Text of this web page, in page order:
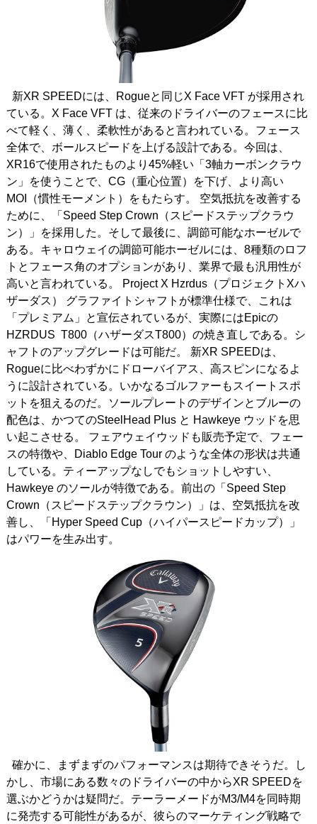
新XR SPEEDには、Rogueと同じX Face VFT が採用され
ている。X Face VFT は、従来のドライバーのフェースに比
べて軽く、薄く、柔軟性があると言われている。フェース
全体で、ボールスピードを上げる設計である。今回は、
XR16で使用されたものより45%軽い「3軸カーボンクラウ
ン」を使うことで、CG（重心位置）を下げ、より高い
MOI（慣性モーメント）をもたらす。 空気抵抗を改善する
ために、「Speed Step Crown（スピードステップクラウ
ン）」を採用した。そして最後に、調節可能なホーゼルで
ある。キャロウェイの調節可能ホーゼルには、8種類のロフ
トとフェース角のオプションがあり、業界で最も汎用性が
高いと言われている。 Project X Hzrdus（プロジェクトXハ
ザーダス） グラファイトシャフトが標準仕様で、これは
「プレミアム」と宣伝されているが、実際にはEpicの
HZRDUS T800（ハザーダスT800）の焼き直しである。シ
ャフトのアップグレードは可能だ。 新XR SPEEDは、
Rogueに比べわずかにドローバイアス、高スピンになるよ
うに設計されている。いかなるゴルファーもスイートスポ
ットを狙えるのだ。ソールプレートのデザインとブルーの
配色は、かつてのSteelHead Plus と Hawkeye ウッドを思
い起こさせる。 フェアウェイウッドも販売予定で、フェー
スの特徴や、Diablo Edge Tour のような全体の形状は共通
している。ティーアップなしでもショットしやすい、
Hawkeye のソールが特徴である。前出の「Speed Step
Crown（スピードステップクラウン）」は、空気抵抗を改
善し、「Hyper Speed Cup（ハイパースピードカップ）」
はパワーを生み出す。
確かに、まずまずのパフォーマンスは期待できそうだ。し
かし、市場にある数々のドライバーの中からXR SPEEDを
選ぶかどうかは疑問だ。テーラーメードがM3/M4を同時期
に発売する可能性があるが、彼らのマーケティング戦略で